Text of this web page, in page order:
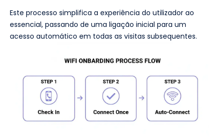
Este processo simplifica a experiência do utilizador ao
essencial, passando de uma ligação inicial para um
acesso automático em todas as visitas subsequentes.